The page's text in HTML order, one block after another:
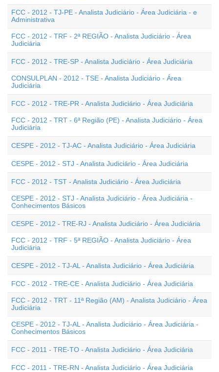
FCC - 2012 - TJ-PE - Analista Judiciário - Área Judiciária - e
Administrativa
FCC - 2012 - TRF - 2ª REGIÃO - Analista Judiciário - Área
Judiciária
FCC - 2012 - TRE-SP - Analista Judiciário - Área Judiciária
CONSULPLAN - 2012 - TSE - Analista Judiciário - Área
Judiciária
FCC - 2012 - TRE-PR - Analista Judiciário - Área Judiciária
FCC - 2012 - TRT - 6ª Região (PE) - Analista Judiciário - Área
Judiciária
CESPE - 2012 - TJ-AC - Analista Judiciário - Área Judiciária
CESPE - 2012 - STJ - Analista Judiciário - Área Judiciária
FCC - 2012 - TST - Analista Judiciário - Área Judiciária
CESPE - 2012 - STJ - Analista Judiciário - Área Judiciária -
Conhecimentos Básicos
CESPE - 2012 - TRE-RJ - Analista Judiciário - Área Judiciária
FCC - 2012 - TRF - 5ª REGIÃO - Analista Judiciário - Área
Judiciária
CESPE - 2012 - TJ-AL - Analista Judiciário - Área Judiciária
FCC - 2012 - TRE-CE - Analista Judiciário - Área Judiciária
FCC - 2012 - TRT - 11ª Região (AM) - Analista Judiciário - Área
Judiciária
CESPE - 2012 - TJ-AL - Analista Judiciário - Área Judiciária -
Conhecimentos Básicos
FCC - 2011 - TRE-TO - Analista Judiciário - Área Judiciária
FCC - 2011 - TRE-RN - Analista Judiciário - Área Judiciária